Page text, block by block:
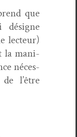
que
lecteur)
la man­i­
néces­
l’être